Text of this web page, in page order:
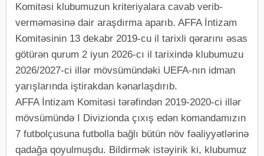
Komitəsi klubumuzun kriteriyalara cavab verib-
verməməsinə dair araşdırma aparıb. AFFA İntizam
Komitəsinin 13 dekabr 2019-cu il tarixli qərarını əsas
götürən qurum 2 iyun 2026-cı il tarixində klubumuzu
2026/2027-ci illər mövsümündəki UEFA-nın idman
yarışlarında iştirakdan kənarlaşdırıb.
AFFA İntizam Komitəsi tərəfindən 2019-2020-ci illər
mövsümündə I Divizionda çıxış edən komandamızın
7 futbolçusuna futbolla bağlı bütün növ fəaliyyətlərinə
qadağa qoyulmuşdu. Bildirmək istəyirik ki, klubumuz